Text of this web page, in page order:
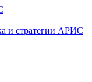
и стратегии АРИС